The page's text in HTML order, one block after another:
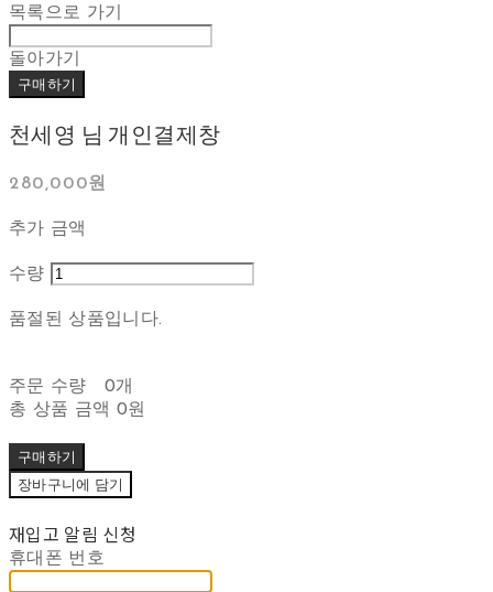
목록으로 가기
돌아가기
구매하기
천세영 님 개인결제창
280,000원
추가 금액
수량
품절된 상품입니다.
주문 수량
0개
총 상품 금액 0원
구매하기
장바구니에 담기
재입고 알림 신청
휴대폰 번호